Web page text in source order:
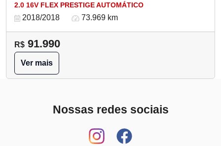
2.0 16V FLEX PRESTIGE AUTOMÁTICO
2018/2018 73.969 km
R$ 91.990
Ver mais
Nossas redes sociais